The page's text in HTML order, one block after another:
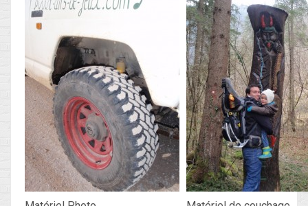
28 – du 18 juin au 22 juin : Bye-Bye
Bali… Hello Hong-Kong !
Non classé
Connexion
Flux des publications